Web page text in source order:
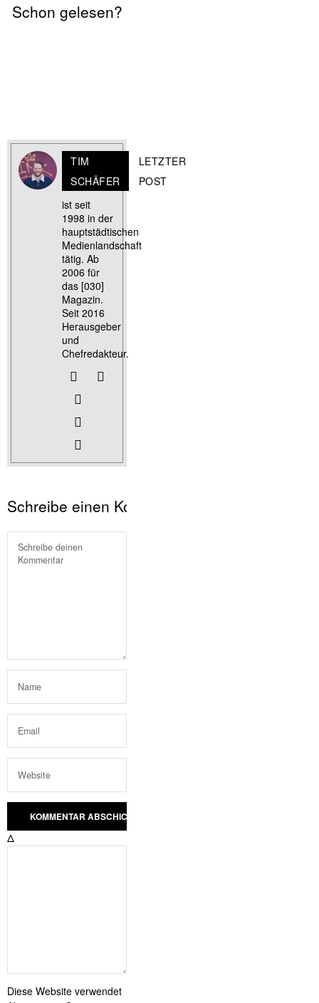
Schon gelesen?
TIM
SCHÄFER
LETZTER
POST
ist seit
1998 in der
hauptstädtischen
Medienlandschaft
tätig. Ab
2006 für
das [030]
Magazin.
Seit 2016
Herausgeber
und
Chefredakteur.
Schreibe einen Kommentar
Δ
Diese Website verwendet